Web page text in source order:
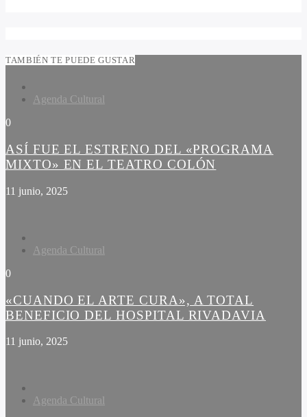
TAMBIÉN TE PUEDE GUSTAR
Agenda Cultural
0
ASÍ FUE EL ESTRENO DEL «PROGRAMA
MIXTO» EN EL TEATRO COLÓN
11 junio, 2025
Agenda Cultural
0
«CUANDO EL ARTE CURA», A TOTAL
BENEFICIO DEL HOSPITAL RIVADAVIA
11 junio, 2025
Agenda Cultural